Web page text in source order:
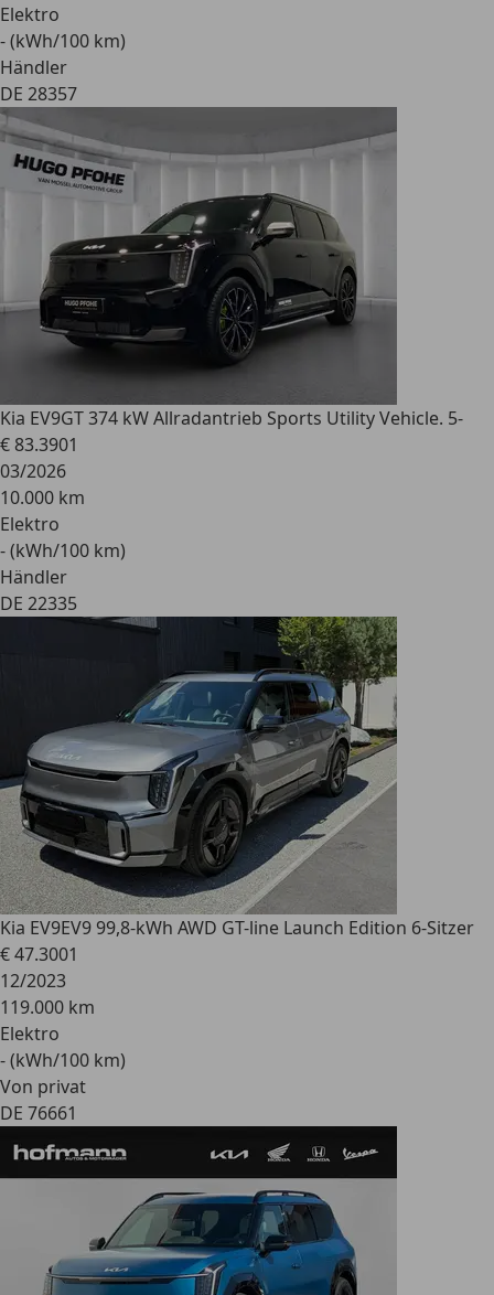
Elektro
- (kWh/100 km)
Händler
DE 28357
Kia EV9GT 374 kW Allradantrieb Sports Utility Vehicle. 5-
€ 83.3901
03/2026
10.000 km
Elektro
- (kWh/100 km)
Händler
DE 22335
Kia EV9EV9 99,8-kWh AWD GT-line Launch Edition 6-Sitzer
€ 47.3001
12/2023
119.000 km
Elektro
- (kWh/100 km)
Von privat
DE 76661